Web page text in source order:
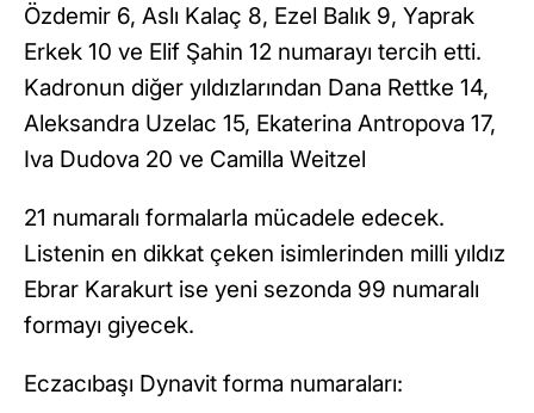
Özdemir 6, Aslı Kalaç 8, Ezel Balık 9, Yaprak
Erkek 10 ve Elif Şahin 12 numarayı tercih etti.
Kadronun diğer yıldızlarından Dana Rettke 14,
Aleksandra Uzelac 15, Ekaterina Antropova 17,
Iva Dudova 20 ve Camilla Weitzel
21 numaralı formalarla mücadele edecek.
Listenin en dikkat çeken isimlerinden milli yıldız
Ebrar Karakurt ise yeni sezonda 99 numaralı
formayı giyecek.
Eczacıbaşı Dynavit forma numaraları: